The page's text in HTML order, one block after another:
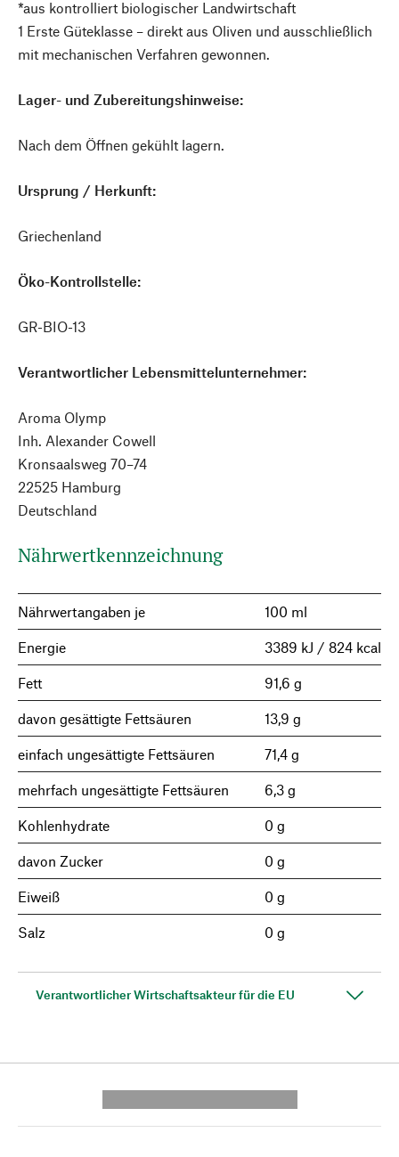
*aus kontrolliert biologischer Landwirtschaft
1 Erste Güteklasse – direkt aus Oliven und ausschließlich
mit mechanischen Verfahren gewonnen.
Lager- und Zubereitungshinweise:
Nach dem Öffnen gekühlt lagern.
Ursprung / Herkunft:
Griechenland
Öko-Kontrollstelle:
GR-BIO-13
Verantwortlicher Lebensmittelunternehmer:
Aroma Olymp
Inh. Alexander Cowell
Kronsaalsweg 70–74
22525 Hamburg
Deutschland
Nährwertkennzeichnung
Nährwertangaben je 100 ml
Energie 3389 kJ / 824 kcal
Fett 91,6 g
davon gesättigte Fettsäuren 13,9 g
einfach ungesättigte Fettsäuren 71,4 g
mehrfach ungesättigte Fettsäuren 6,3 g
Kohlenhydrate 0 g
davon Zucker 0 g
Eiweiß 0 g
Salz 0 g
Verantwortlicher Wirtschaftsakteur für die EU